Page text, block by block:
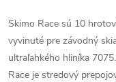
Skimo Race sú 10
vyvinuté pre závodný
ultraľahkého hliníka
Race je stredový